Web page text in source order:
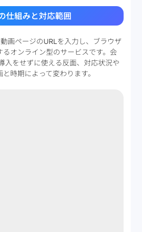
仕組みと対応範囲
画ページのURLを入力し、ブラウザ
るオンライン型のサービスです。会
入をせずに使える反面、対応状況や
時期によって変わります。